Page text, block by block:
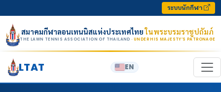
ระบบนักกีฬา
สมาคมกีฬาลอนเทนนิสแห่งประเทศไทยในพระบรมราชูปถัมภ์
THE LAWN TENNIS ASSOCIATION OF THAILAND · UNDER HIS MAJESTY’S PATRONAGE
LTAT EN